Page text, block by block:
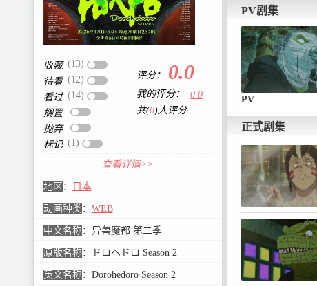
收藏 (13)
待看 (12)
看过 (14)
搁置
抛弃
标记 (1)
评分： 0.0
我的评分：
0.0
共(0)人评分
查看详情>>
地区 ： 日本
动画种类 ： WEB
中文名称： 异兽魔都 第二季
原版名称： ドロヘドロ Season 2
英文名称： Dorohedoro Season 2
PV剧集
PV
正式剧集